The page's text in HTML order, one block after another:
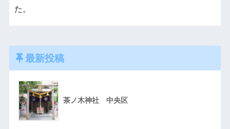
た。
最新投稿
茶ノ木神社 中央区